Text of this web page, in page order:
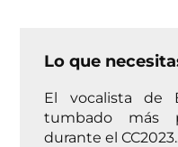
Lo que
El vocalista de
tumbado más
durante el